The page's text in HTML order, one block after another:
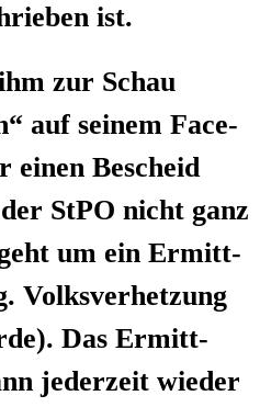
ist.
zur Schau
auf sei­nem Face­
einen Bescheid
StPO nicht ganz
um ein Ermitt­
Volks­ver­het­zung
Das Ermitt­
jeder­zeit wie­der